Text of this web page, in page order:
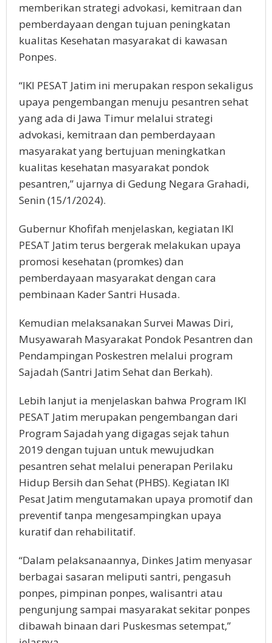
memberikan strategi advokasi, kemitraan dan
pemberdayaan dengan tujuan peningkatan
kualitas Kesehatan masyarakat di kawasan
Ponpes.
“IKI PESAT Jatim ini merupakan respon sekaligus
upaya pengembangan menuju pesantren sehat
yang ada di Jawa Timur melalui strategi
advokasi, kemitraan dan pemberdayaan
masyarakat yang bertujuan meningkatkan
kualitas kesehatan masyarakat pondok
pesantren,” ujarnya di Gedung Negara Grahadi,
Senin (15/1/2024).
Gubernur Khofifah menjelaskan, kegiatan IKI
PESAT Jatim terus bergerak melakukan upaya
promosi kesehatan (promkes) dan
pemberdayaan masyarakat dengan cara
pembinaan Kader Santri Husada.
Kemudian melaksanakan Survei Mawas Diri,
Musyawarah Masyarakat Pondok Pesantren dan
Pendampingan Poskestren melalui program
Sajadah (Santri Jatim Sehat dan Berkah).
Lebih lanjut ia menjelaskan bahwa Program IKI
PESAT Jatim merupakan pengembangan dari
Program Sajadah yang digagas sejak tahun
2019 dengan tujuan untuk mewujudkan
pesantren sehat melalui penerapan Perilaku
Hidup Bersih dan Sehat (PHBS). Kegiatan IKI
Pesat Jatim mengutamakan upaya promotif dan
preventif tanpa mengesampingkan upaya
kuratif dan rehabilitatif.
“Dalam pelaksanaannya, Dinkes Jatim menyasar
berbagai sasaran meliputi santri, pengasuh
ponpes, pimpinan ponpes, walisantri atau
pengunjung sampai masyarakat sekitar ponpes
dibawah binaan dari Puskesmas setempat,”